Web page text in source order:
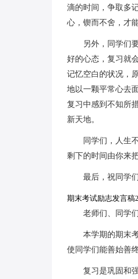
滴的时间，争取多
心，锲而不舍，才
另外，同学们
好的心态，复习就
记忆空白的状况，
地以一颗平常心去
复习中感到不知所
新天地。
同学们，人生
剩下的时间由你来
最后，祝同学
期末考试励志发言稿2
老师们、同学
本学期的期末
使同学们能善始善
复习是巩固和